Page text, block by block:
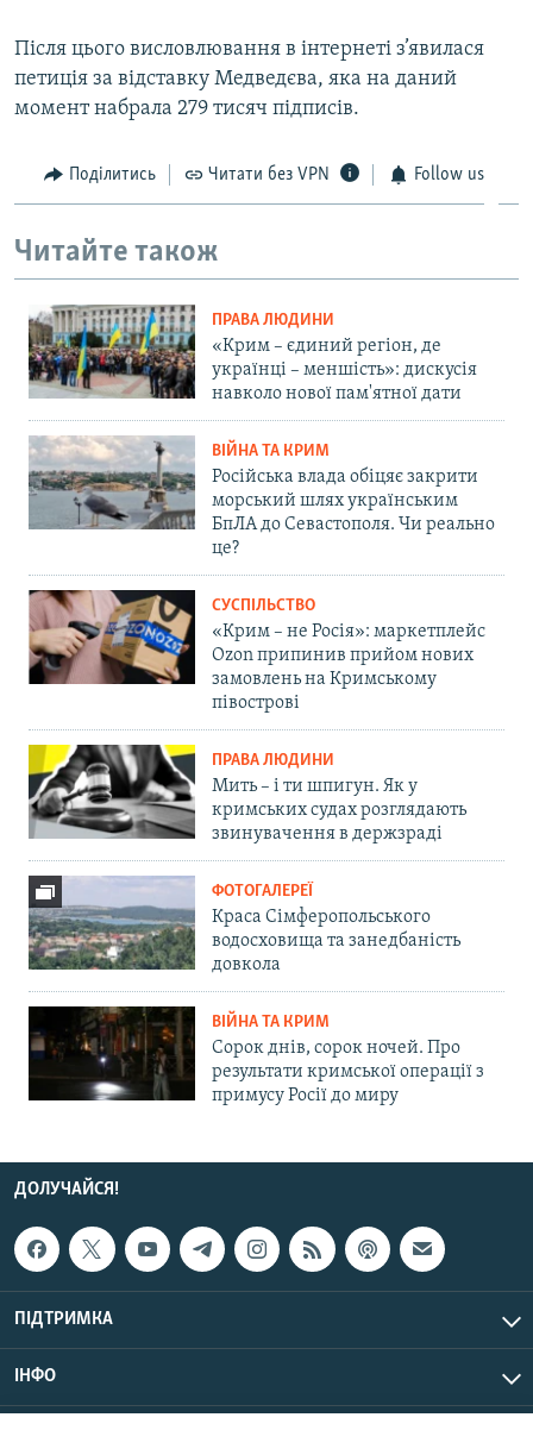
Після цього висловлювання в інтернеті з’явилася
петиція за відставку Медведєва, яка на даний
момент набрала 279 тисяч підписів.
Поділитись Читати без VPN Follow us
Читайте також
ПРАВА ЛЮДИНИ
«Крим – єдиний регіон, де
українці – меншість»: дискусія
навколо нової пам'ятної дати
ВІЙНА ТА КРИМ
Російська влада обіцяє закрити
морський шлях українським
БпЛА до Севастополя. Чи реально
це?
СУСПІЛЬСТВО
«Крим – не Росія»: маркетплейс
Ozon припинив прийом нових
замовлень на Кримському
півострові
ПРАВА ЛЮДИНИ
Мить – і ти шпигун. Як у
кримських судах розглядають
звинувачення в держзраді
ФОТОГАЛЕРЕЇ
Краса Сімферопольського
водосховища та занедбаність
довкола
ВІЙНА ТА КРИМ
Сорок днів, сорок ночей. Про
результати кримської операції з
примусу Росії до миру
ДОЛУЧАЙСЯ!
ПІДТРИМКА
ІНФО